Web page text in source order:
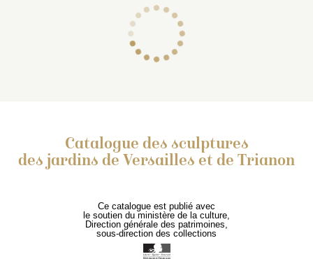
Catalogue des sculptures
des jardins de Versailles et de Trianon
Ce catalogue est publié avec
le soutien du ministère de la culture,
Direction générale des patrimoines,
sous-direction des collections